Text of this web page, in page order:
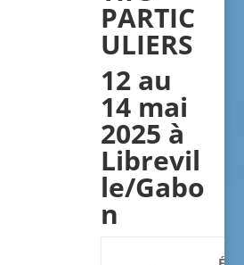
PARTIC
ULIERS
12 au
14 mai
2025 à
Librevil
le/Gabo
n